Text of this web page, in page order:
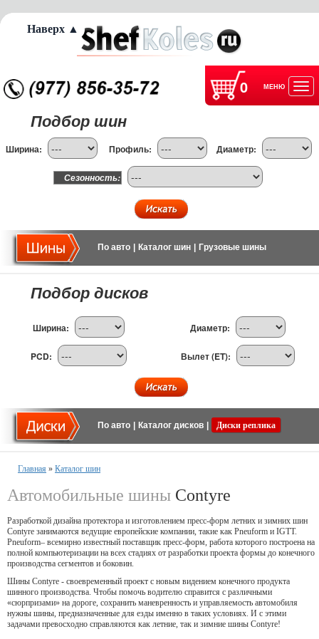
0 МЕНЮ
Подбор шин
Ширина: Профиль: Диаметр:
Сезонность:
По авто Каталог шин Грузовые шины
Подбор дисков
Ширина: Диаметр:
PCD: Вылет (ET):
По авто Каталог дисков Диски реплика
Главная » Каталог шин
Автомобильные шины Contyre
Разработкой дизайна протектора и изготовлением пресс-форм летних и зимних шин
Contyre занимаются ведущие европейские компании, такие как Pneuform и IGTT.
Pneuform– всемирно известный поставщик пресс-форм, работа которого построена на
полной компьютеризации на всех стадиях от разработки проекта формы до конечного
производства сегментов и боковин.
Шины Contyre - своевременный проект с новым видением конечного продукта
шинного производства. Чтобы помочь водителю справится с различными
«сюрпризами» на дороге, сохранить маневренность и управляемость автомобиля
нужны шины, предназначенные для езды именно в таких условиях. И с этими
задачами превосходно справляются как летние, так и зимние шины Contyre!
Наверх ▲